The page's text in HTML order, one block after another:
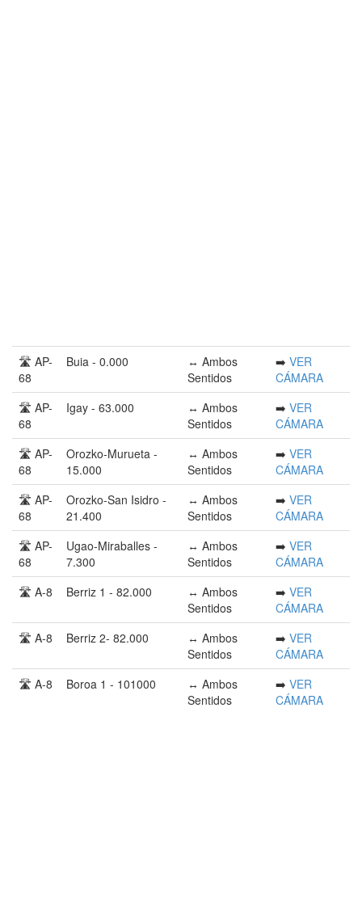
🛣️ AP-
68
Buia - 0.000
↔️ Ambos
Sentidos
➡️ VER
CÁMARA
🛣️ AP-
68
Igay - 63.000
↔️ Ambos
Sentidos
➡️ VER
CÁMARA
🛣️ AP-
68
Orozko-Murueta -
15.000
↔️ Ambos
Sentidos
➡️ VER
CÁMARA
🛣️ AP-
68
Orozko-San Isidro -
21.400
↔️ Ambos
Sentidos
➡️ VER
CÁMARA
🛣️ AP-
68
Ugao-Miraballes -
7.300
↔️ Ambos
Sentidos
➡️ VER
CÁMARA
🛣️ A-8
Berriz 1 - 82.000
↔️ Ambos
Sentidos
➡️ VER
CÁMARA
🛣️ A-8
Berriz 2- 82.000
↔️ Ambos
Sentidos
➡️ VER
CÁMARA
🛣️ A-8
Boroa 1 - 101000
↔️ Ambos
Sentidos
➡️ VER
CÁMARA